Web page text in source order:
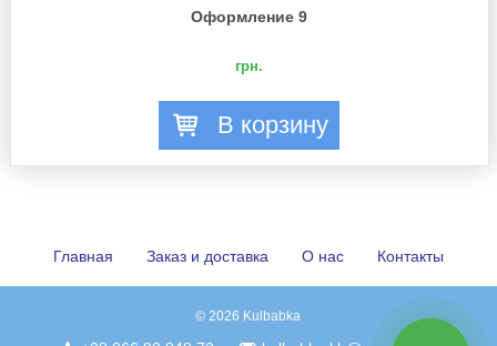
Оформление 9
грн.
В корзину
Главная Заказ и доставка О нас Контакты
© 2026 Kulbabka